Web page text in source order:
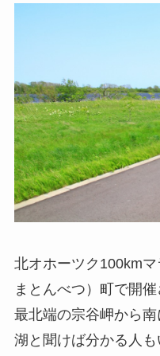
北オホーツク100km
まとんべつ）町で開
最北端の宗谷岬から
湖と聞けば分かる人も